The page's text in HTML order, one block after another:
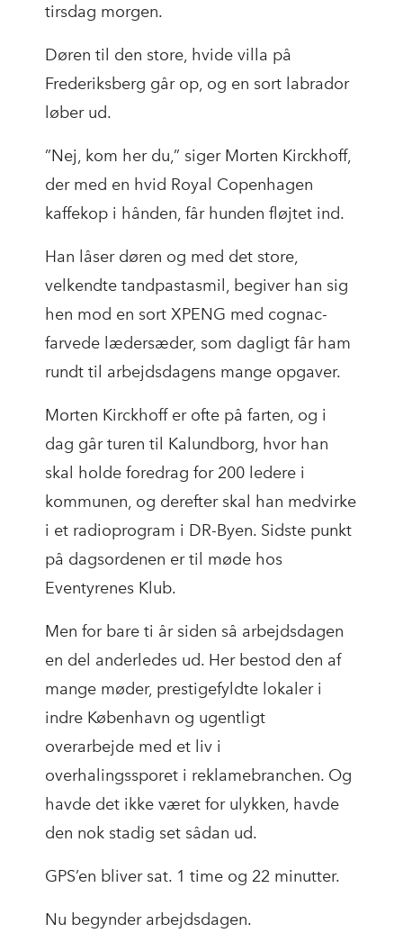
tirsdag morgen.
Døren til den store, hvide villa på
Frederiksberg går op, og en sort labrador
løber ud.
”Nej, kom her du,” siger Morten Kirckhoff,
der med en hvid Royal Copenhagen
kaffekop i hånden, får hunden fløjtet ind.
Han låser døren og med det store,
velkendte tandpastasmil, begiver han sig
hen mod en sort XPENG med cognac-
farvede lædersæder, som dagligt får ham
rundt til arbejdsdagens mange opgaver.
Morten Kirckhoff er ofte på farten, og i
dag går turen til Kalundborg, hvor han
skal holde foredrag for 200 ledere i
kommunen, og derefter skal han medvirke
i et radioprogram i DR-Byen. Sidste punkt
på dagsordenen er til møde hos
Eventyrenes Klub.
Men for bare ti år siden så arbejdsdagen
en del anderledes ud. Her bestod den af
mange møder, prestigefyldte lokaler i
indre København og ugentligt
overarbejde med et liv i
overhalingssporet i reklamebranchen. Og
havde det ikke været for ulykken, havde
den nok stadig set sådan ud.
GPS’en bliver sat. 1 time og 22 minutter.
Nu begynder arbejdsdagen.